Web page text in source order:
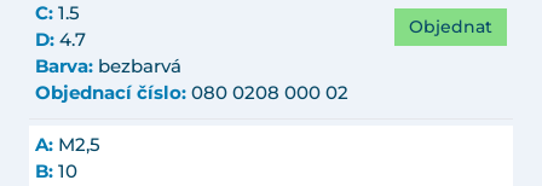
C: 1.5
D: 4.7
Barva: bezbarvá
Objednací číslo: 080 0208 000 02
Objednat
A: M2,5
B: 10